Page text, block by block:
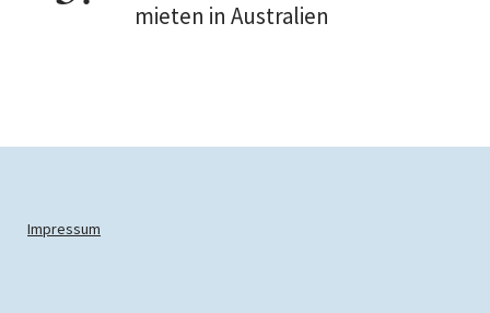
mieten in Australien
Impressum